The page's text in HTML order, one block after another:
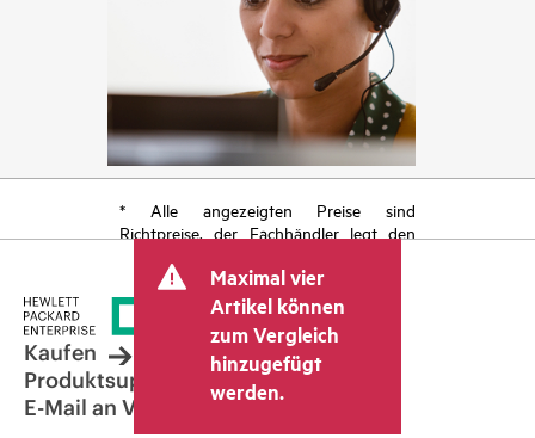
* Alle angezeigten Preise sind
Richtpreise, der Fachhändler legt den
kann weitere Gebühren wie
Mehrwertsteuer und Versandkosten
berücksichtigen. Der vom Fachhändler
festgelegte Transaktionspreis kann von
dem anderer Fachhändler und dem
angezeigten Richtpreis abweichen. Die
Richtpreise können zeitlich begrenzte
Maximal vier
Artikel können
zum Vergleich
hinzugefügt
werden.
Kaufen
Produktsupport
E-Mail an Vertrieb